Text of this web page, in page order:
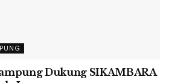
Dukung SIKAMBARA